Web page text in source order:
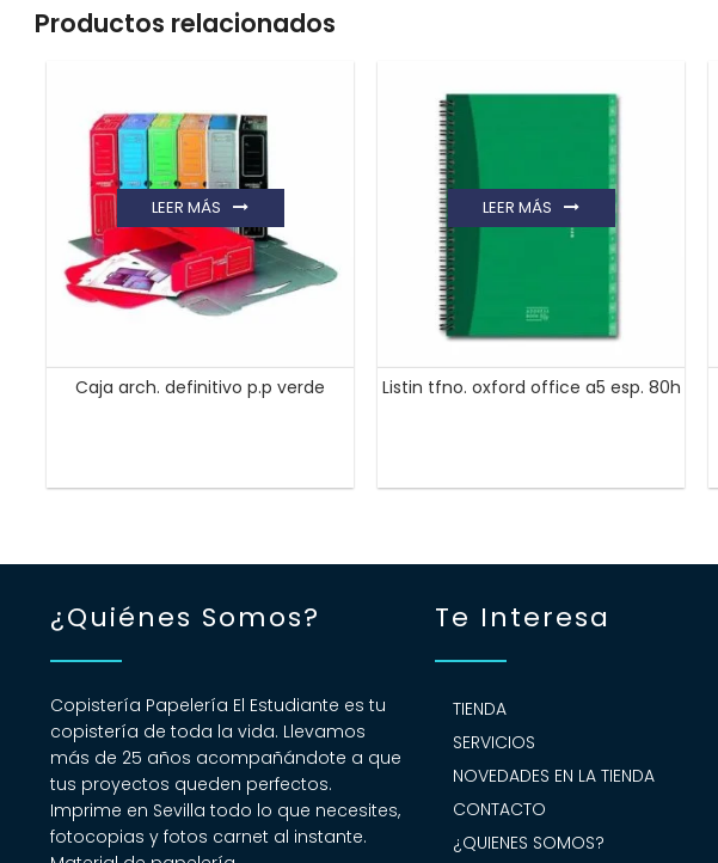
Productos relacionados
Caja arch. definitivo p.p verde
LEER MÁS
Listin tfno. oxford office a5 esp. 80h
LEER MÁS
¿Quiénes Somos?
Copistería Papelería El Estudiante es tu
copistería de toda la vida. Llevamos
más de 25 años acompañándote a que
tus proyectos queden perfectos.
Imprime en Sevilla todo lo que necesites,
fotocopias y fotos carnet al instante.
Te Interesa
TIENDA
SERVICIOS
NOVEDADES EN LA TIENDA
CONTACTO
¿QUIENES SOMOS?